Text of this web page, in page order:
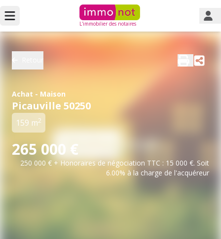
L'immobilier des notaires
Achat - Maison
Picauville 50250
159 m2
265 000 €
250 000 € + Honoraires de négociation TTC : 15 000 €. Soit
6.00% à la charge de l'acquéreur